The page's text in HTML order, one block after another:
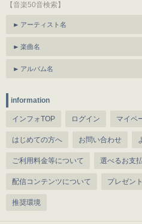
【音楽50音検索】
アーティスト名
楽曲名
アルバム名
information
インフォTOP ログイン マイペ
はじめての方へ お問い合わせ
ご利用料金等について 選べるお支
配信コンテンツについて プレゼン
推奨環境